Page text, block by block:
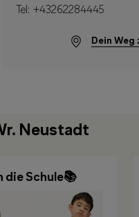
Tel: +43262284445
Dein Weg
Neustadt
die Schule📚